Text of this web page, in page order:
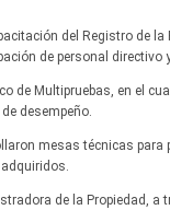
del Registro de
de personal directivo
de Multipruebas, en el
desempeño.
mesas técnicas
de la Propiedad,